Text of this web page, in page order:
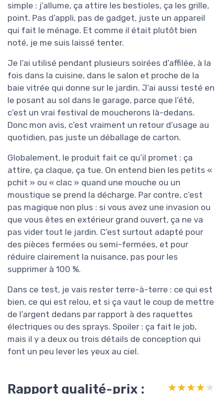
simple : j’allume, ça attire les bestioles, ça les grille,
point. Pas d’appli, pas de gadget, juste un appareil
qui fait le ménage. Et comme il était plutôt bien
noté, je me suis laissé tenter.
Je l’ai utilisé pendant plusieurs soirées d’affilée, à la
fois dans la cuisine, dans le salon et proche de la
baie vitrée qui donne sur le jardin. J’ai aussi testé en
le posant au sol dans le garage, parce que l’été,
c’est un vrai festival de moucherons là-dedans.
Donc mon avis, c’est vraiment un retour d’usage au
quotidien, pas juste un déballage de carton.
Globalement, le produit fait ce qu’il promet : ça
attire, ça claque, ça tue. On entend bien les petits «
pchit » ou « clac » quand une mouche ou un
moustique se prend la décharge. Par contre, c’est
pas magique non plus : si vous avez une invasion ou
que vous êtes en extérieur grand ouvert, ça ne va
pas vider tout le jardin. C’est surtout adapté pour
des pièces fermées ou semi-fermées, et pour
réduire clairement la nuisance, pas pour les
supprimer à 100 %.
Dans ce test, je vais rester terre-à-terre : ce qui est
bien, ce qui est relou, et si ça vaut le coup de mettre
de l’argent dedans par rapport à des raquettes
électriques ou des sprays. Spoiler : ça fait le job,
mais il y a deux ou trois détails de conception qui
font un peu lever les yeux au ciel.
Rapport qualité-prix : ★★★★★
★★★★★